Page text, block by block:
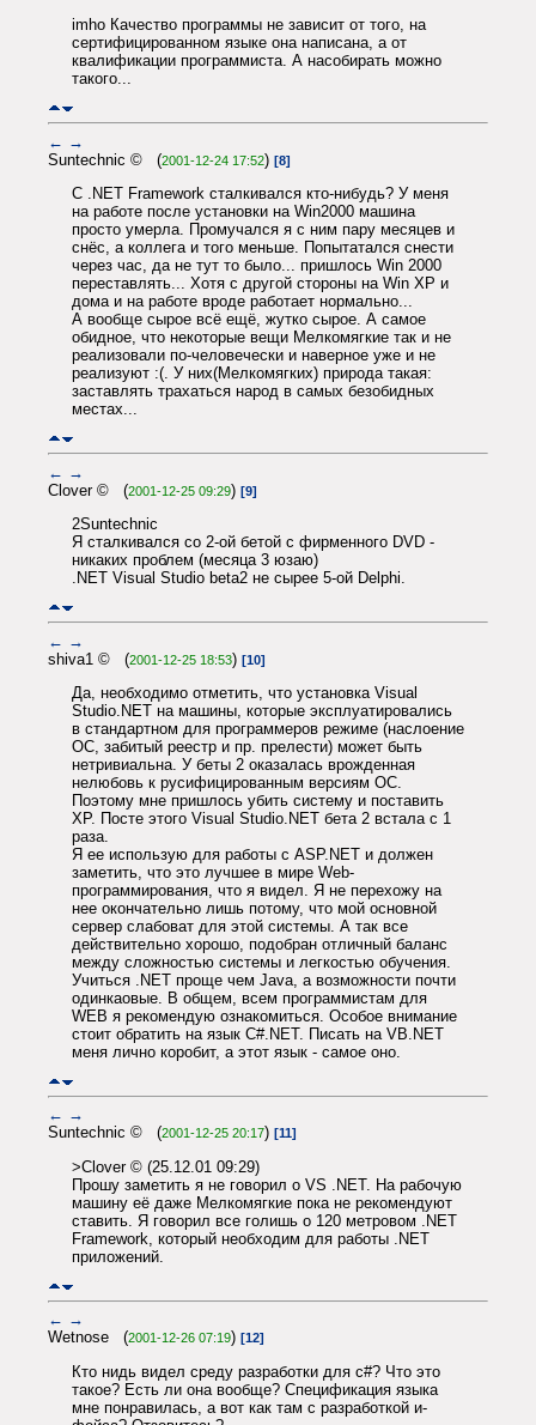
imho Качество программы не зависит от того, на
сертифицированном языке она написана, а от
квалификации программиста. А насобирать можно
такого...
← →
Suntechnic © (2001-12-24 17:52) [8]
С .NET Framework сталкивался кто-нибудь? У меня
на работе после установки на Win2000 машина
просто умерла. Промучался я с ним пару месяцев и
снёс, а коллега и того меньше. Попытатался снести
через час, да не тут то было... пришлось Win 2000
переставлять... Хотя с другой стороны на Win XP и
дома и на работе вроде работает нормально...
А вообще сырое всё ещё, жутко сырое. А самое
обидное, что некоторые вещи Мелкомягкие так и не
реализовали по-человечески и наверное уже и не
реализуют :(. У них(Мелкомягких) природа такая:
заставлять трахаться народ в самых безобидных
местах...
← →
Clover © (2001-12-25 09:29) [9]
2Suntechnic
Я сталкивался со 2-ой бетой с фирменного DVD -
никаких проблем (месяца 3 юзаю)
.NET Visual Studio beta2 не сырее 5-ой Delphi.
← →
shiva1 © (2001-12-25 18:53) [10]
Да, необходимо отметить, что установка Visual
Studio.NET на машины, которые эксплуатировались
в стандартном для программеров режиме (наслоение
ОС, забитый реестр и пр. прелести) может быть
нетривиальна. У беты 2 оказалась врожденная
нелюбовь к русифицированным версиям ОС.
Поэтому мне пришлось убить систему и поставить
XP. Посте этого Visual Studio.NET бета 2 встала с 1
раза.
Я ее использую для работы с ASP.NET и должен
заметить, что это лучшее в мире Web-
программирования, что я видел. Я не перехожу на
нее окончательно лишь потому, что мой основной
сервер слабоват для этой системы. А так все
действительно хорошо, подобран отличный баланс
между сложностью системы и легкостью обучения.
Учиться .NET проще чем Java, а возможности почти
одинкаовые. В общем, всем программистам для
WEB я рекомендую ознакомиться. Особое внимание
стоит обратить на язык C#.NET. Писать на VB.NET
меня лично коробит, а этот язык - самое оно.
← →
Suntechnic © (2001-12-25 20:17) [11]
>Clover © (25.12.01 09:29)
Прошу заметить я не говорил о VS .NET. На рабочую
машину её даже Мелкомягкие пока не рекомендуют
ставить. Я говорил все голишь о 120 метровом .NET
Framework, который необходим для работы .NET
приложений.
← →
Wetnose (2001-12-26 07:19) [12]
Кто нидь видел среду разработки для c#? Что это
такое? Есть ли она вообще? Спецификация языка
мне понравилась, а вот как там с разработкой и-